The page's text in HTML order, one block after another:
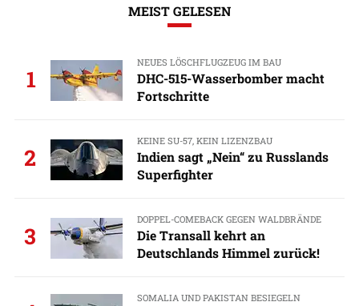
MEIST GELESEN
1
NEUES LÖSCHFLUGZEUG IM BAU
DHC-515-Wasserbomber macht
Fortschritte
2
KEINE SU-57, KEIN LIZENZBAU
Indien sagt „Nein“ zu Russlands
Superfighter
3
DOPPEL-COMEBACK GEGEN WALDBRÄNDE
Die Transall kehrt an
Deutschlands Himmel zurück!
SOMALIA UND PAKISTAN BESIEGELN